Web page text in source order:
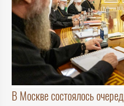
В Москве состоялось